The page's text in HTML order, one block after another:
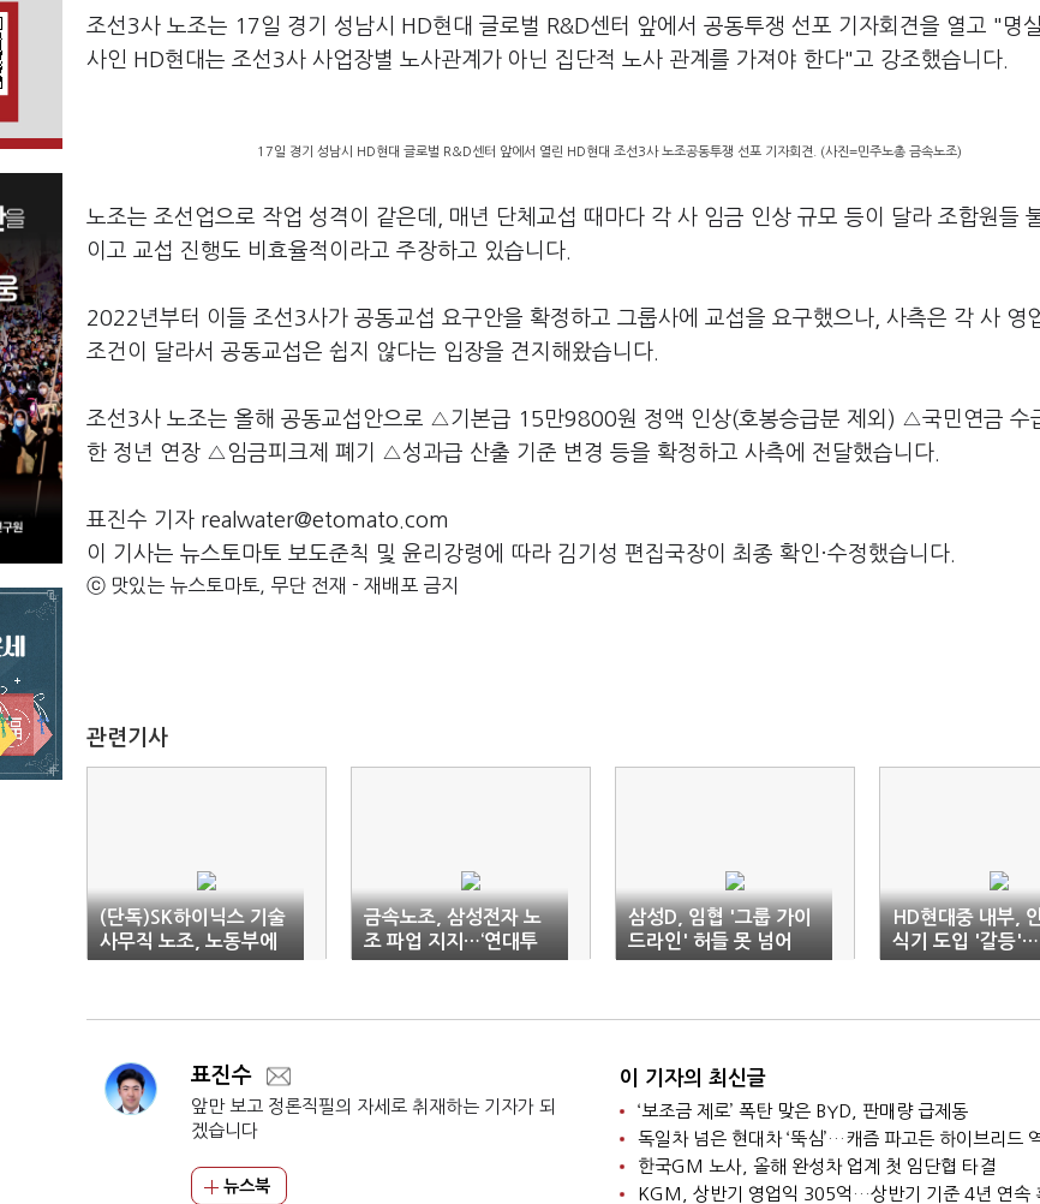
조선3사 노조는 17일 경기 성남시 HD현대 글로벌 R&D센터 앞에서 공동투쟁 선포 기자회견을 열고 "명
사인 HD현대는 조선3사 사업장별 노사관계가 아닌 집단적 노사 관계를 가져야 한다"고 강조했습니다.
17일 경기 성남시 HD현대 글로벌 R&D센터 앞에서 열린 HD현대 조선3사 노조공동투쟁 선포 기자회견. (사진=민주노총 금속노조)
노조는 조선업으로 작업 성격이 같은데, 매년 단체교섭 때마다 각 사 임금 인상 규모 등이 달라 조합원들
이고 교섭 진행도 비효율적이라고 주장하고 있습니다.
2022년부터 이들 조선3사가 공동교섭 요구안을 확정하고 그룹사에 교섭을 요구했으나, 사측은 각 사 영
조건이 달라서 공동교섭은 쉽지 않다는 입장을 견지해왔습니다.
조선3사 노조는 올해 공동교섭안으로 △기본급 15만9800원 정액 인상(호봉승급분 제외) △국민연금 수
한 정년 연장 △임금피크제 폐기 △성과급 산출 기준 변경 등을 확정하고 사측에 전달했습니다.
표진수 기자 realwater@etomato.com
이 기사는 뉴스토마토 보도준칙 및 윤리강령에 따라 김기성 편집국장이 최종 확인·수정했습니다.
ⓒ 맛있는 뉴스토마토, 무단 전재 - 재배포 금지
관련기사
(단독)SK하이닉스 기술
사무직 노조, 노동부에
진정서 제출
금속노조, 삼성전자 노
조 파업 지지…‘연대투
쟁’ 가능성
삼성D, 임협 '그룹 가이
드라인' 허들 못 넘어
HD현대중 내부,
식기 도입 '갈등'…
분쟁으로 격화
표진수
앞만 보고 정론직필의 자세로 취재하는 기자가 되
겠습니다
뉴스북
이 기자의 최신글
‘보조금 제로’ 폭탄 맞은 BYD, 판매량 급제동
독일차 넘은 현대차 ‘뚝심’…캐즘 파고든 하이브리드
한국GM 노사, 올해 완성차 업계 첫 임단협 타결
KGM, 상반기 영업익 305억…상반기 기준 4년 연속